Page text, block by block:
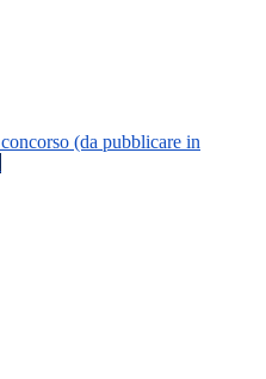
(da pubblicare in